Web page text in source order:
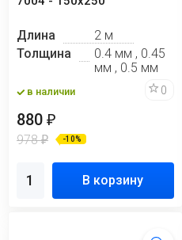
Длина
2 м
Толщина
0.4 мм , 0.45
мм , 0.5 мм
в наличии 0
880 ₽
978₽ -10%
В корзину